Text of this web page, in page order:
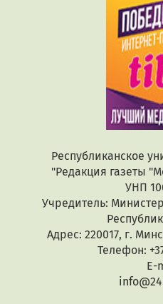
Республиканское
"Редакция газеты
УНП
Учредитель:
Адрес: 220017, г.
Телефон:
E-